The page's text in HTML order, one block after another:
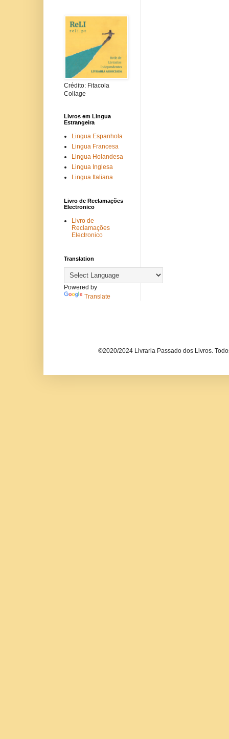
Crédito: Fitacola
Collage
Livros em Lingua
Estrangeira
Lingua Espanhola
Lingua Francesa
Lingua Holandesa
Lingua Inglesa
Lingua Italiana
Livro de Reclamações
Electronico
Livro de
Reclamações
Electronico
Translation
Powered by
Translate
©2020/2024 Livraria Passado dos Livros.